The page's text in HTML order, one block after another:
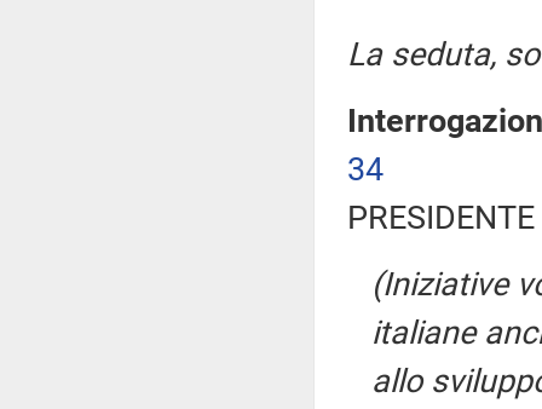
La seduta,
34
(Iniziative
italiane
allo